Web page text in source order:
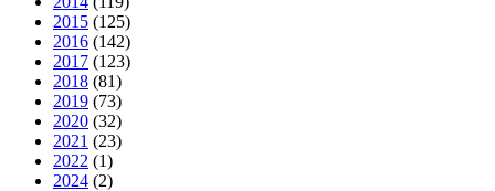
2015 (125)
2016 (142)
2017 (123)
2018 (81)
2019 (73)
2020 (32)
2021 (23)
2022 (1)
2024 (2)